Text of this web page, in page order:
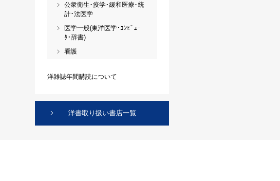
公衆衛生･疫学･緩和医療･統
計･法医学
医学一般(東洋医学･ｺﾝﾋﾟｭｰ
ﾀ･辞書)
看護
洋雑誌年間購読について
洋書取り扱い書店一覧